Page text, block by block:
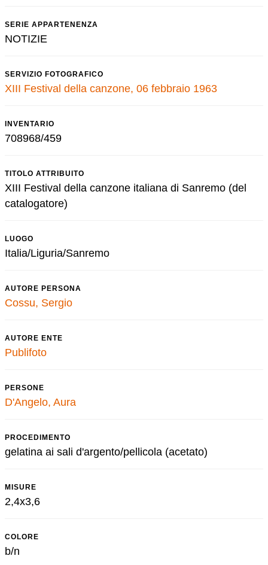
SERIE APPARTENENZA
NOTIZIE
SERVIZIO FOTOGRAFICO
XIII Festival della canzone, 06 febbraio 1963
INVENTARIO
708968/459
TITOLO ATTRIBUITO
XIII Festival della canzone italiana di Sanremo (del
catalogatore)
LUOGO
Italia/Liguria/Sanremo
AUTORE PERSONA
Cossu, Sergio
AUTORE ENTE
Publifoto
PERSONE
D'Angelo, Aura
PROCEDIMENTO
gelatina ai sali d'argento/pellicola (acetato)
MISURE
2,4x3,6
COLORE
b/n